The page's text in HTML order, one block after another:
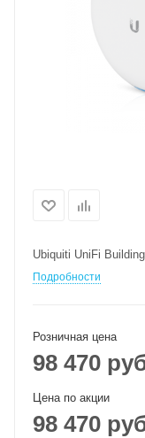
Ubiquiti UniFi
Подробности
Розничная цена
98 470
Цена по акции
98 470